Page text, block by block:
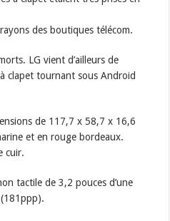
des boutiques télécom.
LG vient d’ailleurs de
clapet tournant sous Android
de 117,7 x 58,7 x 16,6
et en rouge bordeaux.
cuir.
tactile de 3,2 pouces d’une